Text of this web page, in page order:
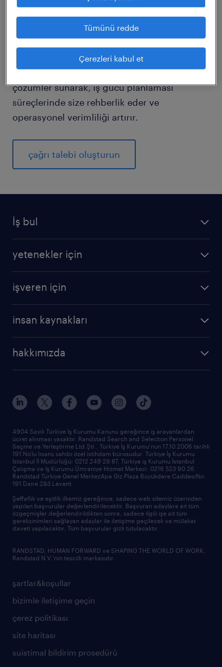
pozisyon için nitelikli adayları bulmasını ve
tasarrufu sağlar. Uzman danışmanlarımız,
işletmenizin özel ihtiyaçlarına uygun
çözümler sunarak, iş gücü planlaması
süreçlerinde size rehberlik eder ve
operasyonel verimliliği artırır.
çağrı talebi oluşturun
İş bul
yetenekler için
işveren için
insan kaynakları
hakkımızda
şartlar&koşullar
bizimle iletişime geçin
çerez politikası
site haritası
suistimal bildirim prosedürü
4904 Sayılı Türkiye İş Kurumu Kanunu gereğince iş arayanlardan
ücret alınması yasaktır. Randstad Search and Selection Personel
Seçme ve Yerleştirme Ltd.Şti., Türkiye İş Kurumu'nun 17.10.2006 tarihli
191 No'lu lisans sahibi özel istihdam bürosudur. Türkiye İş Kurumu
İstanbul İl Müdürlüğü: 0212 249 29 87, Türkiye iş Kurumu İstanbul
Çalışma ve İş Kurumu Ümraniye Hizmet Merkezi: 0216 523 90 26
Randstad Türkiye Genel MerkezApa Giz Plaza Büyükdere CaddesiNo:
191 Daire 2&3 Levent
Şeffaflık ve eşitlik ilkemiz gereğince, sadece web sitemiz üzerinden
yapılan başvurular değerlendirilecektir. Başvuran adaylara ait tüm
özgeçmişler değerlendirildikten sonra, sadece ilgili işe ait tüm
gereksinimleri sağlayan adaylar ile iletişime geçilecek ve mülakat
daveti yapılacaktır. Tüm başvurular gizli tutulacaktır.
RANDSTAD, HUMAN FORWARD ve SHAPING THE WORLD OF WORK,
Randstad N.V.'nin tescilli markasıdır.
Tümünü redde
Çerezleri kabul et